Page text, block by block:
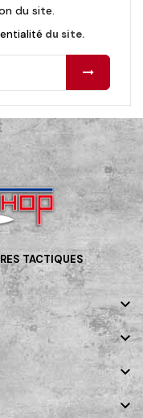
du site.
du site.
TACTIQUES



